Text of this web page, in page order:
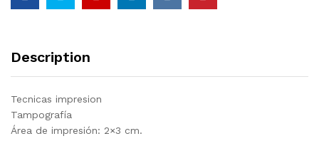
Description
Tecnicas impresion
Tampografía
Área de impresión: 2×3 cm.